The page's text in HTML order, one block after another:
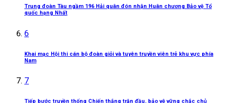
Trung đoàn Tàu ngầm 196 Hải quân đón nhận Huân chương Bảo vệ Tổ
quốc hạng Nhất
6
Khai mạc Hội thi cán bộ đoàn giỏi và tuyên truyền viên trẻ khu vực phía
Nam
7
Tiếp bước truyền thống Chiến thắng trận đầu, bảo vệ vững chắc chủ